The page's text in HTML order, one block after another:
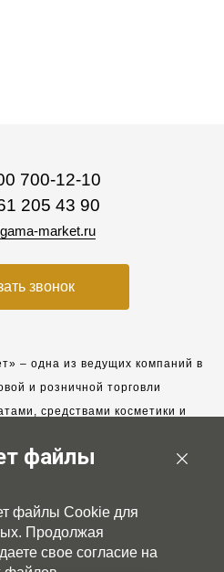
700-12-10
205 43 90
market.ru
звонок
– одна из ведущих компаний в
и розничной торговли
средствами косметики и
приглашаем к сотрудничеству
на взаимовыгодные,
отношения.
файлы
файлы Cookie для
Продолжая
свое согласие на